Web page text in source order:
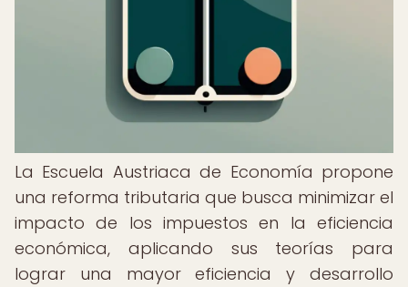
La Escuela Austriaca de Economía propone
una reforma tributaria que busca minimizar el
impacto de los impuestos en la eficiencia
económica, aplicando sus teorías para
lograr una mayor eficiencia y desarrollo